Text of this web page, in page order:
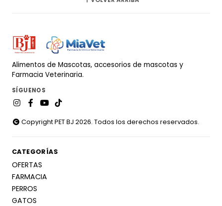
Alimentos de Mascotas, accesorios de mascotas y
Farmacia Veterinaria.
SÍGUENOS
Copyright PET BJ 2026. Todos los derechos reservados.
CATEGORÍAS
OFERTAS
FARMACIA
PERROS
GATOS